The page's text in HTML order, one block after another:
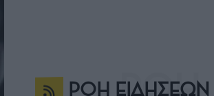
ΡΟΗ ΕΙΔΗΣΕΩΝ